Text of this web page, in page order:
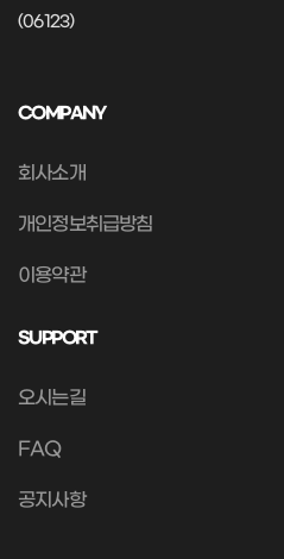
(06123)
COMPANY
회사소개
개인정보취급방침
이용약관
SUPPORT
오시는길
FAQ
공지사항